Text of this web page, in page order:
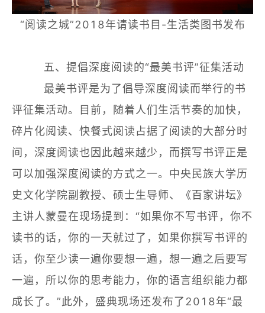
“阅读之城”2018年请读书目-生活类图书发布
五、提倡深度阅读的“最美书评”征集活动
最美书评是为了倡导深度阅读而举行的书
评征集活动。目前，随着人们生活节奏的加快，
碎片化阅读、快餐式阅读占据了阅读的大部分时
间，深度阅读也因此越来越少，而撰写书评正是
可以加强深度阅读的方式之一。中央民族大学历
史文化学院副教授、硕士生导师、《百家讲坛》
主讲人蒙曼在现场提到：“如果你不写书评，你不
读书的话，你的一天就过了，如果你撰写书评的
话，你至少读一遍你要想一遍，想一遍之后要写
一遍，所以你的思考能力，你的语言组织能力都
成长了。”此外，盛典现场还发布了2018年“最